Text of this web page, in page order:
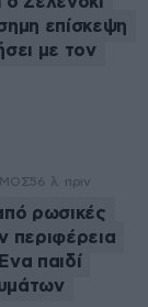
επίσκεψη
με τον
56 λ. πριν
ρωσικές
περιφέρεια
παιδί